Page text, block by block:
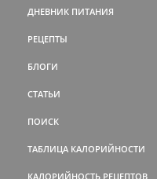
ДНЕВНИК ПИТАНИЯ
РЕЦЕПТЫ
БЛОГИ
СТАТЬИ
ПОИСК
ТАБЛИЦА КАЛОРИЙНОСТИ
КАЛОРИЙНОСТЬ РЕЦЕПТОВ